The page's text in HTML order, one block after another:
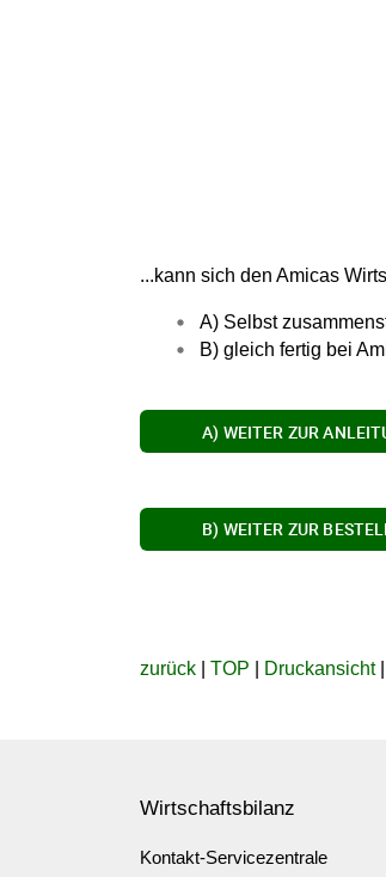
...kann sich den Amicas
A) Selbst
B) gleich fertig bei
A) WEITER ZUR
B) WEITER ZUR
zurück TOP Druckansicht|
Wirtschaftsbilanz
Kontakt-Servicezentrale